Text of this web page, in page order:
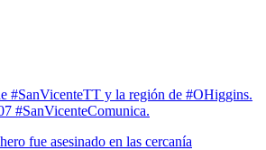
#SanVicenteTT y la región de #OHiggins.
#SanVicenteComunica.
fue asesinado en las cercanía